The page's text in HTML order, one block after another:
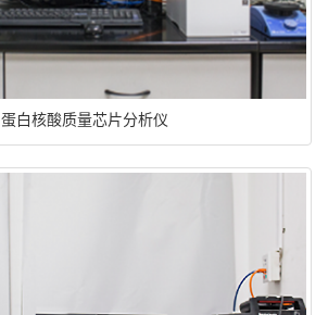
蛋白核酸质量芯片分析仪